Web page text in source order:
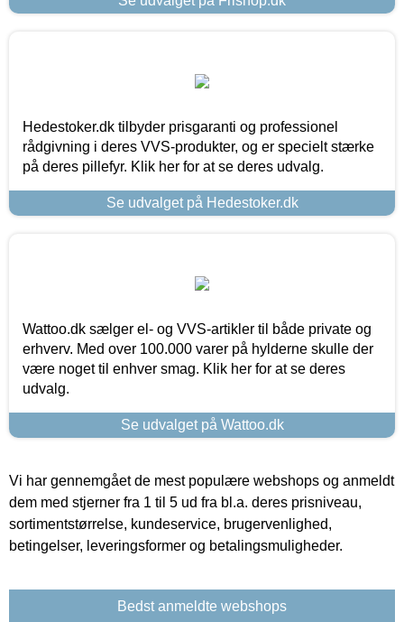
Hedestoker.dk tilbyder prisgaranti og professionel
rådgivning i deres VVS-produkter, og er specielt stærke
på deres pillefyr. Klik her for at se deres udvalg.
Se udvalget på Hedestoker.dk
Wattoo.dk sælger el- og VVS-artikler til både private og
erhverv. Med over 100.000 varer på hylderne skulle der
være noget til enhver smag. Klik her for at se deres
udvalg.
Se udvalget på Wattoo.dk
Vi har gennemgået de mest populære webshops og anmeldt
dem med stjerner fra 1 til 5 ud fra bl.a. deres prisniveau,
sortimentstørrelse, kundeservice, brugervenlighed,
betingelser, leveringsformer og betalingsmuligheder.
Bedst anmeldte webshops